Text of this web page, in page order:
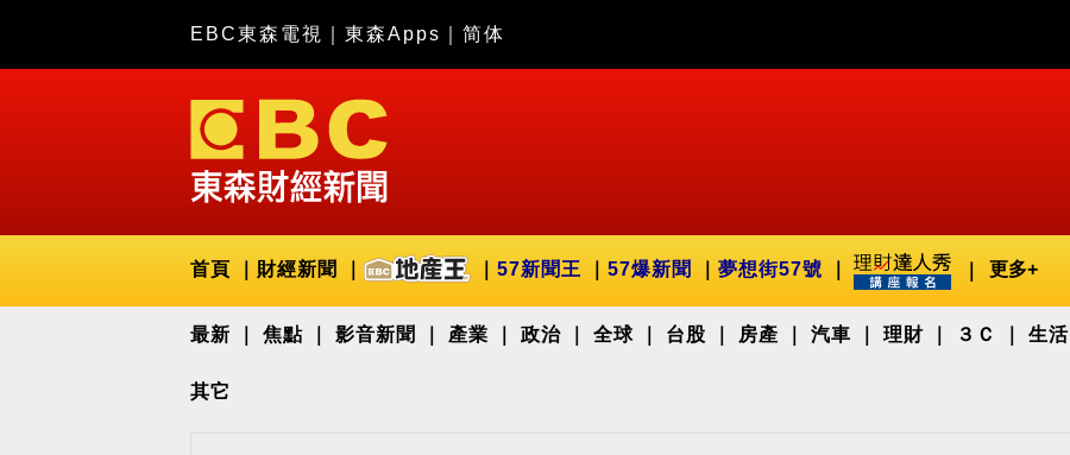
EBC東森電視 東森Apps 简体
首頁 財經新聞 57新聞王 57爆新聞 夢想街57號 更多+
最新 焦點 影音新聞 產業 政治 全球 台股 房產 汽車 理財 ３Ｃ 生活
其它